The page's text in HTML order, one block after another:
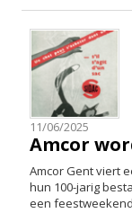
11/06/2025
Amcor
Amcor Gent viert
hun 100-jarig
een